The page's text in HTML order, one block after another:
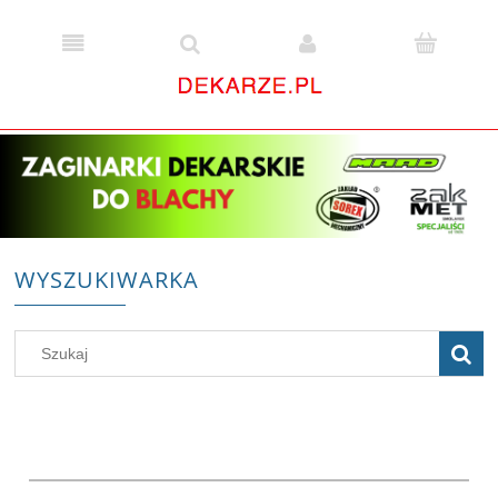
WYSZUKIWARKA